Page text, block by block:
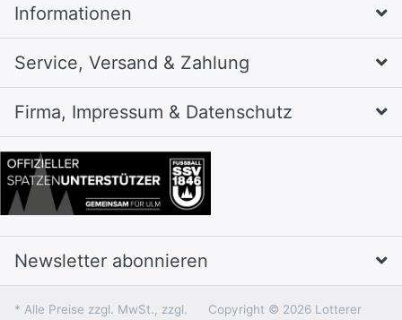
Informationen
Service, Versand & Zahlung
Firma, Impressum & Datenschutz
Newsletter abonnieren
* Alle Preise zzgl. MwSt., zzgl.
Copyright © 2026 Lotterer